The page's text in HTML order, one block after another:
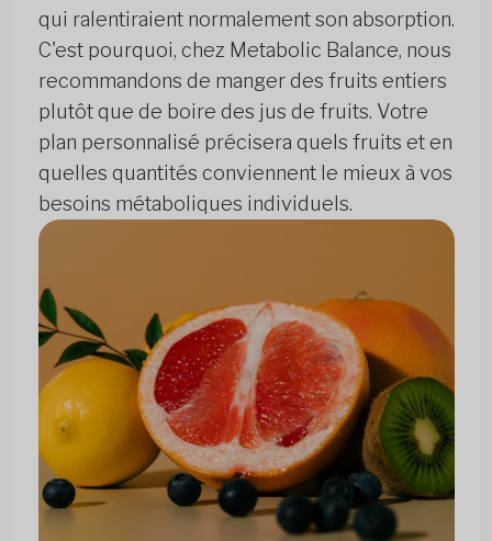
qui ralentiraient normalement son absorption.
C'est pourquoi, chez Metabolic Balance, nous
recommandons de manger des fruits entiers
plutôt que de boire des jus de fruits. Votre
plan personnalisé précisera quels fruits et en
quelles quantités conviennent le mieux à vos
besoins métaboliques individuels.